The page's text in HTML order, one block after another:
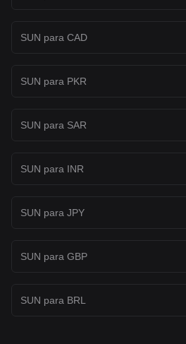
SUN para CAD
SUN para PKR
SUN para SAR
SUN para INR
SUN para JPY
SUN para GBP
SUN para BRL